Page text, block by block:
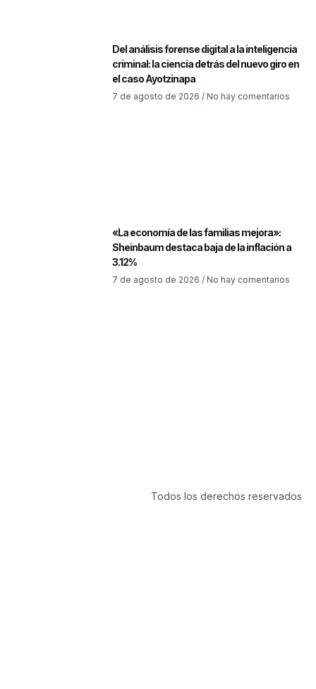
Del análisis forense digital a la inteligencia
criminal: la ciencia detrás del nuevo giro en
el caso Ayotzinapa
7 de agosto de 2026 No hay comentarios
«La economía de las familias mejora»:
Sheinbaum destaca baja de la inflación a
3.12%
7 de agosto de 2026 No hay comentarios
Todos los derechos reservados